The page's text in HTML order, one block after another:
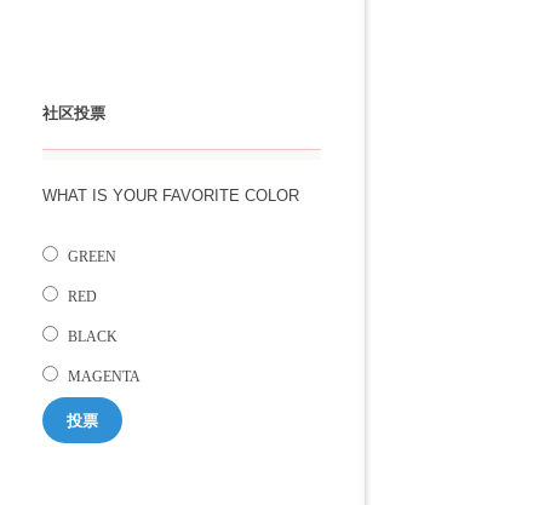
社区投票
WHAT IS YOUR FAVORITE COLOR
GREEN
RED
BLACK
MAGENTA
投票